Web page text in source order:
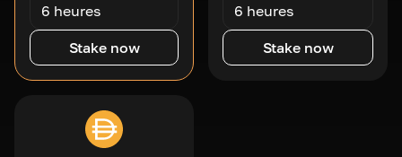
6 heures
Stake now
6 heures
Stake now